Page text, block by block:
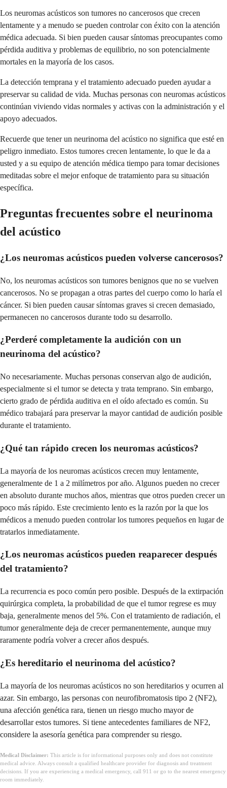
Los neuromas acústicos son tumores no cancerosos que crecen
lentamente y a menudo se pueden controlar con éxito con la atención
médica adecuada. Si bien pueden causar síntomas preocupantes como
pérdida auditiva y problemas de equilibrio, no son potencialmente
mortales en la mayoría de los casos.
La detección temprana y el tratamiento adecuado pueden ayudar a
preservar su calidad de vida. Muchas personas con neuromas acústicos
continúan viviendo vidas normales y activas con la administración y el
apoyo adecuados.
Recuerde que tener un neurinoma del acústico no significa que esté en
peligro inmediato. Estos tumores crecen lentamente, lo que le da a
usted y a su equipo de atención médica tiempo para tomar decisiones
meditadas sobre el mejor enfoque de tratamiento para su situación
específica.
Preguntas frecuentes sobre el neurinoma
del acústico
¿Los neuromas acústicos pueden volverse cancerosos?
No, los neuromas acústicos son tumores benignos que no se vuelven
cancerosos. No se propagan a otras partes del cuerpo como lo haría el
cáncer. Si bien pueden causar síntomas graves si crecen demasiado,
permanecen no cancerosos durante todo su desarrollo.
¿Perderé completamente la audición con un
neurinoma del acústico?
No necesariamente. Muchas personas conservan algo de audición,
especialmente si el tumor se detecta y trata temprano. Sin embargo,
cierto grado de pérdida auditiva en el oído afectado es común. Su
médico trabajará para preservar la mayor cantidad de audición posible
durante el tratamiento.
¿Qué tan rápido crecen los neuromas acústicos?
La mayoría de los neuromas acústicos crecen muy lentamente,
generalmente de 1 a 2 milímetros por año. Algunos pueden no crecer
en absoluto durante muchos años, mientras que otros pueden crecer un
poco más rápido. Este crecimiento lento es la razón por la que los
médicos a menudo pueden controlar los tumores pequeños en lugar de
tratarlos inmediatamente.
¿Los neuromas acústicos pueden reaparecer después
del tratamiento?
La recurrencia es poco común pero posible. Después de la extirpación
quirúrgica completa, la probabilidad de que el tumor regrese es muy
baja, generalmente menos del 5%. Con el tratamiento de radiación, el
tumor generalmente deja de crecer permanentemente, aunque muy
raramente podría volver a crecer años después.
¿Es hereditario el neurinoma del acústico?
La mayoría de los neuromas acústicos no son hereditarios y ocurren al
azar. Sin embargo, las personas con neurofibromatosis tipo 2 (NF2),
una afección genética rara, tienen un riesgo mucho mayor de
desarrollar estos tumores. Si tiene antecedentes familiares de NF2,
considere la asesoría genética para comprender su riesgo.
Medical Disclaimer: This article is for informational purposes only and does not constitute
medical advice. Always consult a qualified healthcare provider for diagnosis and treatment
decisions. If you are experiencing a medical emergency, call 911 or go to the nearest emergency
room immediately.